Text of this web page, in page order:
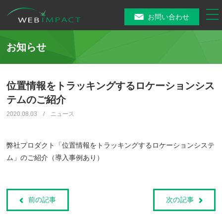
お問い合わせ
お知らせ
位置情報をトラッキングするロケーションシス
テムのご紹介
2020.08.03 / ニュース
弊社プロダクト「位置情報をトラッキングするロケーションシステ
ム」のご紹介（導入事例あり）
前の記事 次の記事